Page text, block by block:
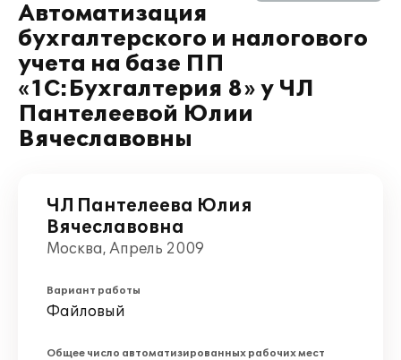
Автоматизация
бухгалтерского и налогового
учета на базе ПП
«1С:Бухгалтерия 8» у ЧЛ
Пантелеевой Юлии
Вячеславовны
ЧЛ Пантелеева Юлия
Вячеславовна
Москва, Апрель 2009
Вариант работы
Файловый
Общее число автоматизированных рабочих мест